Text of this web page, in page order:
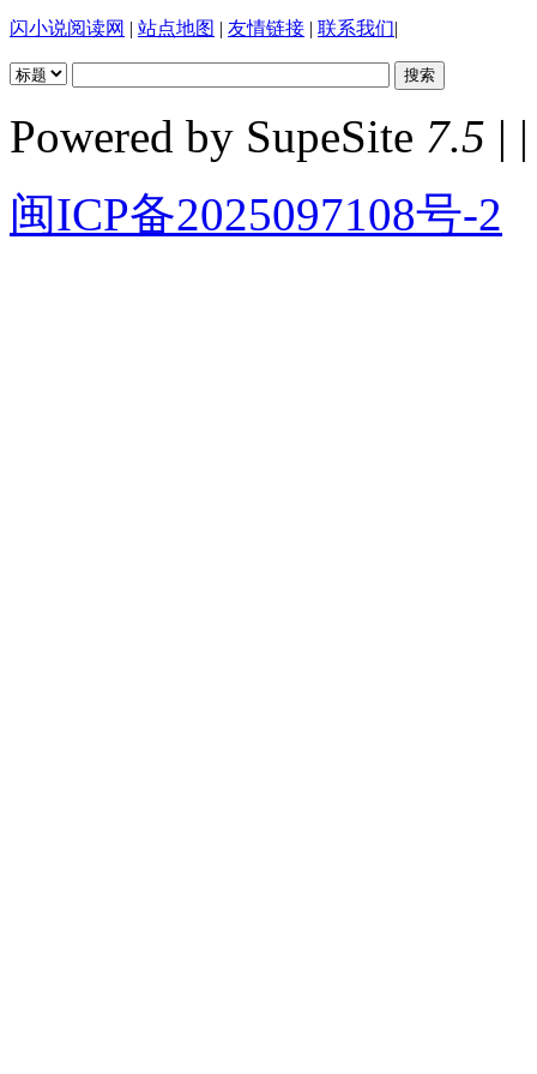
闪小说阅读网 | 站点地图 | 友情链接 | 联系我们|
Powered by SupeSite 7.5 | |
闽ICP备2025097108号-2